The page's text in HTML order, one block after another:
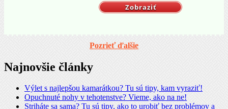
Zobraziť
Pozrieť ďalšie
Najnovšie články
Výlet s najlepšou kamarátkou? Tu sú tipy, kam vyraziť!
Opuchnuté nohy v tehotenstve? Vieme, ako na ne!
Striháte sa sama? Tu sú tipy, ako to urobiť bez problémov a